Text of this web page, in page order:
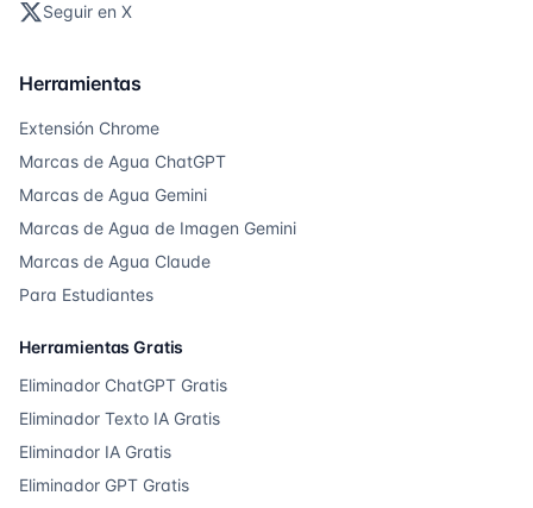
Seguir en X
Herramientas
Extensión Chrome
Marcas de Agua ChatGPT
Marcas de Agua Gemini
Marcas de Agua de Imagen Gemini
Marcas de Agua Claude
Para Estudiantes
Herramientas Gratis
Eliminador ChatGPT Gratis
Eliminador Texto IA Gratis
Eliminador IA Gratis
Eliminador GPT Gratis